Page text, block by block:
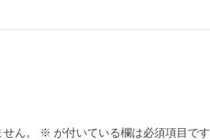
ん。 ※ が付いている欄は必須項目です